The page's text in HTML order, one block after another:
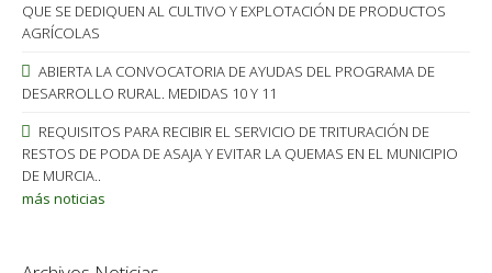
QUE SE DEDIQUEN AL CULTIVO Y EXPLOTACIÓN DE PRODUCTOS
AGRÍCOLAS
ABIERTA LA CONVOCATORIA DE AYUDAS DEL PROGRAMA DE
DESARROLLO RURAL. MEDIDAS 10 Y 11
REQUISITOS PARA RECIBIR EL SERVICIO DE TRITURACIÓN DE
RESTOS DE PODA DE ASAJA Y EVITAR LA QUEMAS EN EL MUNICIPIO
DE MURCIA..
más noticias